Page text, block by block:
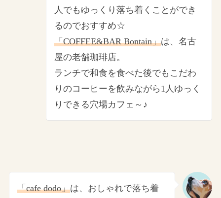
人でもゆっくり落ち着くことができ
るのでおすすめ☆
「COFFEE&BAR Bontain」は、名古
屋の老舗珈琲店。
ランチで和食を食べた後でもこだわ
りのコーヒーを飲みながら1人ゆっく
りできる穴場カフェ～♪
「cafe dodo」は、おしゃれで落ち着